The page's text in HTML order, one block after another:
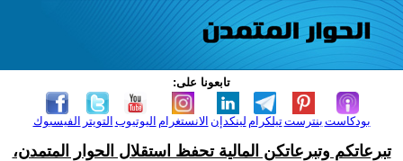
تابعونا على:
الفيسبوك التويتر اليوتيوب الانستغرام لينكدإن تيلكرامبنترست بودكاست
تبرعاتكم وتبرعاتكن المالية تحفظ استقلال الحوار المتمدن،